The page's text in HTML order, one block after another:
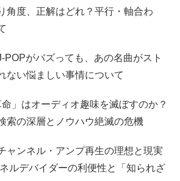
角度、正解はどれ？平行・軸合わ
POPがバズっても、あの名曲がスト
ない悩ましい事情について
」はオーディオ趣味を滅ぼすのか？
の深層とノウハウ絶滅の危機
ャンネル・アンプ再生の理想と現実
ルデバイダーの利便性と「知られざ